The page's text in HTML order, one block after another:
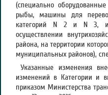
(специально
рыбы, машины для
категорий N 2 и N 3,
осуществлении
района, на территории
муниципальных районов),
Указанные изменения
изменений в Категории и
приказом Министерства